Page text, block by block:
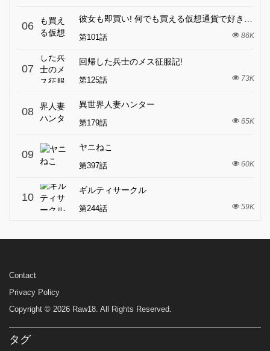
06
彼女も即買い! 何でも買える仮想通貨で好き放題
第101話 86K
07
回帰した兵士のメス征服記!
第125話 73K
08
異世界人妻ハンター
第179話 65K
09
ヤニねこ
第397話 60K
10
ギルティサークル
第244話 59K
Contact
Privacy Policy
Copyright © 2026 Raw18. All Rights Reserved.
タグ